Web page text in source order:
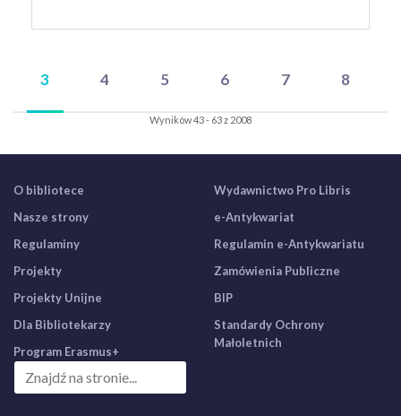
3 4 5 6 7 8
Wyników 43 - 63 z 2008
O bibliotece
Nasze strony
Regulaminy
Projekty
Projekty Unijne
Dla Bibliotekarzy
Program Erasmus+
Wydawnictwo Pro Libris
e-Antykwariat
Regulamin e-Antykwariatu
Zamówienia Publiczne
BIP
Standardy Ochrony
Małoletnich